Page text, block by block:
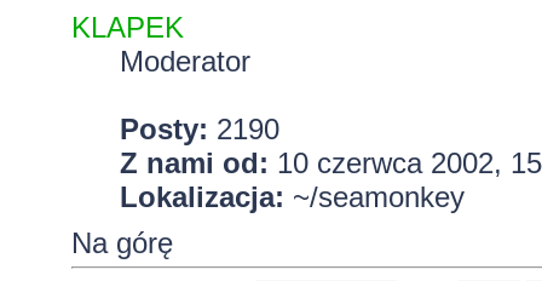
KLAPEK
Moderator
Posty: 2190
Z nami od: 10 czerwca 2002,
Lokalizacja: ~/seamonkey
Na górę